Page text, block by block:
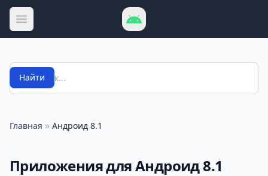
Открыть меню
Поиск
Найти
Главная » Андроид 8.1
Приложения для Андроид 8.1